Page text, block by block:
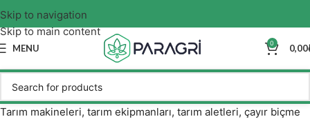
Skip to navigation
Skip to main content
MENU 0 0,00
Tarım makineleri, tarım ekipmanları, tarım aletleri, çayır biçme